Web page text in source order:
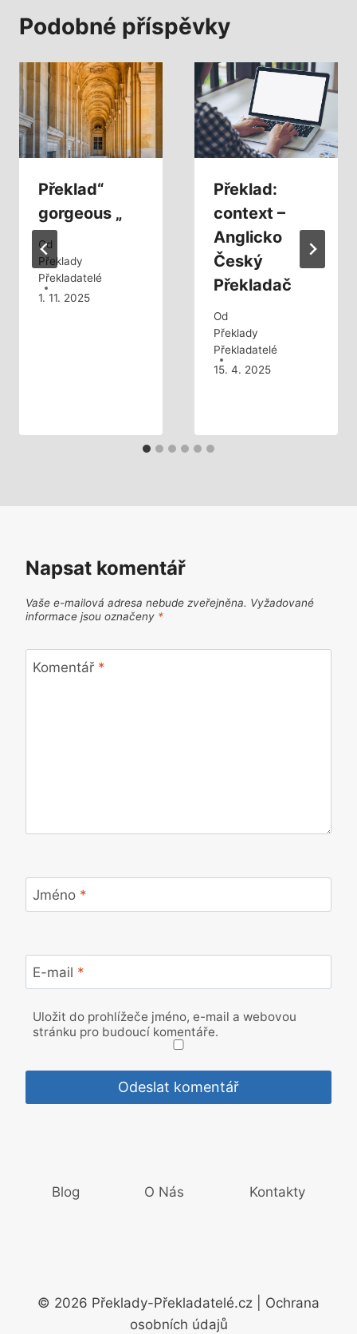
Podobné příspěvky
Překlad“
gorgeous „
Od
Překlady
Překladatelé
1. 11. 2025
Překlad:
context –
Anglicko
Český
Překladač
Od
Překlady
Překladatelé
15. 4. 2025
Napsat komentář
Vaše e-mailová adresa nebude zveřejněna. Vyžadované
informace jsou označeny *
Komentář *
Jméno *
E-mail *
Uložit do prohlížeče jméno, e-mail a webovou
stránku pro budoucí komentáře.
Blog O Nás Kontakty
© 2026 Překlady-Překladatelé.cz | Ochrana
osobních údajů